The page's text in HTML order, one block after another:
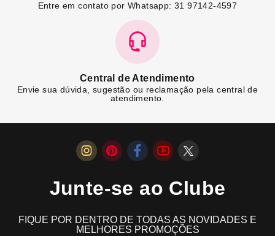
Entre em contato por Whatsapp: 31 97142-4597
Central de Atendimento
Envie sua dúvida, sugestão ou reclamação pela central de
atendimento.
Junte-se ao Clube
FIQUE POR DENTRO DE TODAS AS NOVIDADES E
MELHORES PROMOÇÕES